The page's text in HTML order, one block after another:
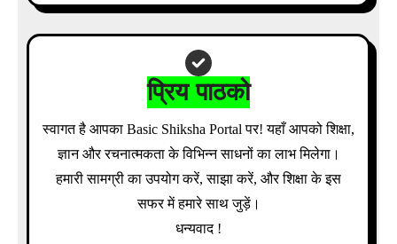
प्रिय पाठको
स्वागत है आपका Basic Shiksha Portal पर! यहाँ आपको शिक्षा,
ज्ञान और रचनात्मकता के विभिन्न साधनों का लाभ मिलेगा।
हमारी सामग्री का उपयोग करें, साझा करें, और शिक्षा के इस
सफर में हमारे साथ जुड़ें।
धन्यवाद !